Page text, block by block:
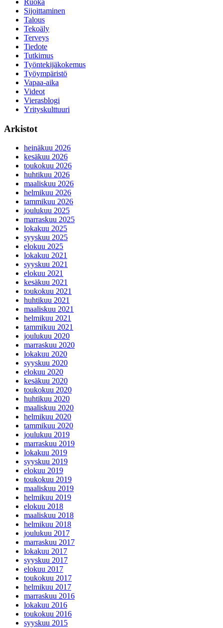
Ruoka
Sijoittaminen
Talous
Tekoäly
Terveys
Tiedote
Tutkimus
Työntekijäkokemus
Työympäristö
Vapaa-aika
Videot
Vierasblogi
Yrityskulttuuri
Arkistot
heinäkuu 2026
kesäkuu 2026
toukokuu 2026
huhtikuu 2026
maaliskuu 2026
helmikuu 2026
tammikuu 2026
joulukuu 2025
marraskuu 2025
lokakuu 2025
syyskuu 2025
elokuu 2025
lokakuu 2021
syyskuu 2021
elokuu 2021
kesäkuu 2021
toukokuu 2021
huhtikuu 2021
maaliskuu 2021
helmikuu 2021
tammikuu 2021
joulukuu 2020
marraskuu 2020
lokakuu 2020
syyskuu 2020
elokuu 2020
kesäkuu 2020
toukokuu 2020
huhtikuu 2020
maaliskuu 2020
helmikuu 2020
tammikuu 2020
joulukuu 2019
marraskuu 2019
lokakuu 2019
syyskuu 2019
elokuu 2019
toukokuu 2019
maaliskuu 2019
helmikuu 2019
elokuu 2018
maaliskuu 2018
helmikuu 2018
joulukuu 2017
marraskuu 2017
lokakuu 2017
syyskuu 2017
elokuu 2017
toukokuu 2017
helmikuu 2017
marraskuu 2016
lokakuu 2016
toukokuu 2016
syyskuu 2015